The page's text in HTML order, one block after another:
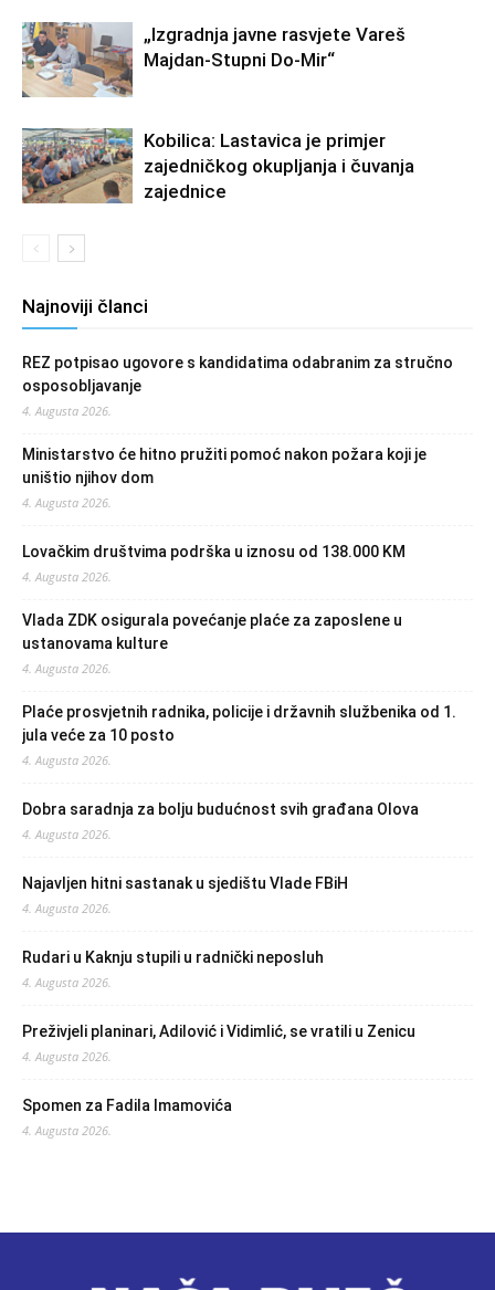
„Izgradnja javne rasvjete Vareš
Majdan-Stupni Do-Mir“
Kobilica: Lastavica je primjer
zajedničkog okupljanja i čuvanja
zajednice
Najnoviji članci
REZ potpisao ugovore s kandidatima odabranim za stručno
osposobljavanje
4. Augusta 2026.
Ministarstvo će hitno pružiti pomoć nakon požara koji je
uništio njihov dom
4. Augusta 2026.
Lovačkim društvima podrška u iznosu od 138.000 KM
4. Augusta 2026.
Vlada ZDK osigurala povećanje plaće za zaposlene u
ustanovama kulture
4. Augusta 2026.
Plaće prosvjetnih radnika, policije i državnih službenika od 1.
jula veće za 10 posto
4. Augusta 2026.
Dobra saradnja za bolju budućnost svih građana Olova
4. Augusta 2026.
Najavljen hitni sastanak u sjedištu Vlade FBiH
4. Augusta 2026.
Rudari u Kaknju stupili u radnički neposluh
4. Augusta 2026.
Preživjeli planinari, Adilović i Vidimlić, se vratili u Zenicu
4. Augusta 2026.
Spomen za Fadila Imamovića
4. Augusta 2026.